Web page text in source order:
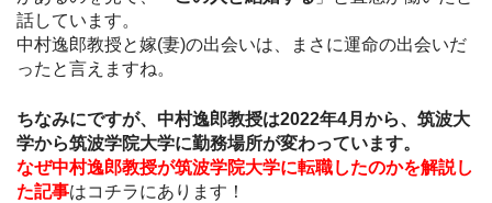
話しています。
中村逸郎教授と嫁(妻)の出会いは、まさに運命の出会いだ
ったと言えますね。
ちなみにですが、中村逸郎教授は2022年4月から、筑波大
学から筑波学院大学に勤務場所が変わっています。
なぜ中村逸郎教授が筑波学院大学に転職したのかを解説し
た記事はコチラにあります！